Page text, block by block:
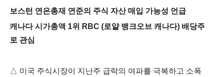
보스턴 연은총재 연준의 주식 자산 매입 가능성 언급
캐나다 시가총액 1위 RBC (로얄 뱅크오브 캐나다) 배당주
로 관심
△ 미국 주식시장이 지난주 급락의 여파를 극복하고 소폭